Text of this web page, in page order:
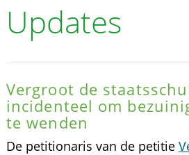
Updates
Vergroot de
incidenteel om
te wenden
De petitionaris van de petitie